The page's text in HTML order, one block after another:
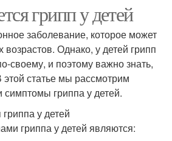
грипп у детей
заболевание, которое может
Однако, у детей грипп
своему, и поэтому важно знать,
этой статье мы рассмотрим
гриппа у детей.
у детей
гриппа у детей являются: